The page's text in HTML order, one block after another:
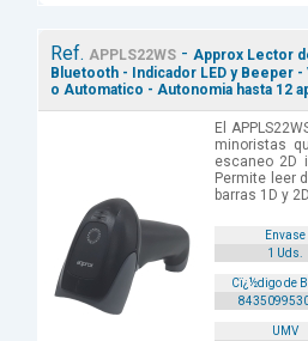
Ref. APPLS22WS - Approx Lector
Bluetooth - Indicador LED y Beeper
o Automatico - Autonomia hasta 12
El
minoristas
escaneo 2D
Permite leer
barras 1D y
Envase
1 Uds.
Cï¿½digo de
UMV